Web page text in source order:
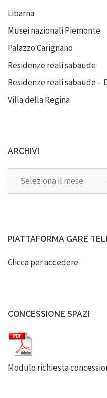
Libarna
Musei nazionali Piemonte
Palazzo Carignano
Residenze reali sabaude
Residenze reali sabaude –
Villa della Regina
ARCHIVI
PIATTAFORMA GARE
Clicca per accedere
CONCESSIONE SPAZI
Modulo richiesta